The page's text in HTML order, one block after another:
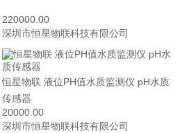
220000.00
深圳市恒星物联科技有限公司
恒星物联 液位PH值水质监测仪 pH水质
传感器
20000.00
深圳市恒星物联科技有限公司